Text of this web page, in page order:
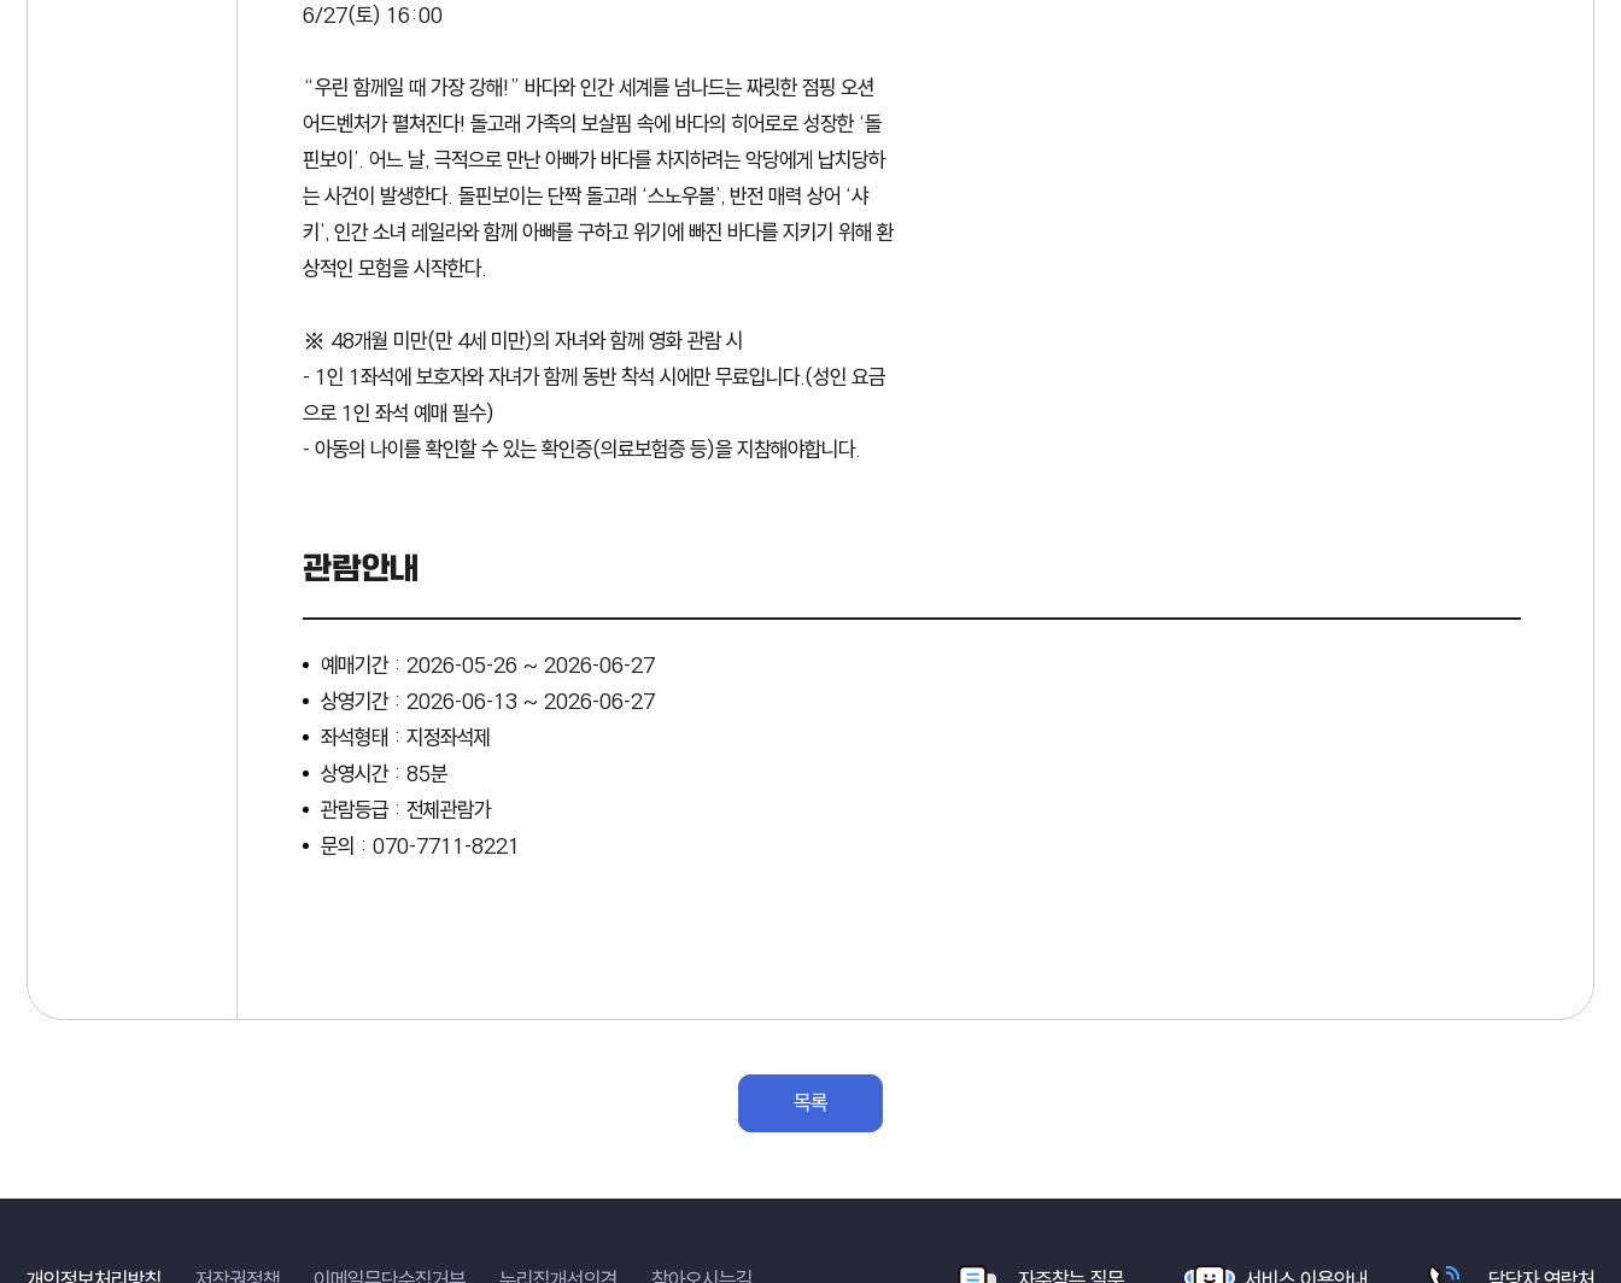
6/27(토) 16:00
“우린 함께일 때 가장 강해!” 바다와 인간 세계를 넘나드는 짜릿한 점핑 오션
어드벤처가 펼쳐진다! 돌고래 가족의 보살핌 속에 바다의 히어로로 성장한 ‘돌
핀보이’. 어느 날, 극적으로 만난 아빠가 바다를 차지하려는 악당에게 납치당하
는 사건이 발생한다. 돌핀보이는 단짝 돌고래 ‘스노우볼’, 반전 매력 상어 ‘샤
키’, 인간 소녀 레일라와 함께 아빠를 구하고 위기에 빠진 바다를 지키기 위해 환
상적인 모험을 시작한다.
※ 48개월 미만(만 4세 미만)의 자녀와 함께 영화 관람 시
- 1인 1좌석에 보호자와 자녀가 함께 동반 착석 시에만 무료입니다.(성인 요금
으로 1인 좌석 예매 필수)
- 아동의 나이를 확인할 수 있는 확인증(의료보험증 등)을 지참해야합니다.
관람안내
예매기간 : 2026-05-26 ~ 2026-06-27
상영기간 : 2026-06-13 ~ 2026-06-27
좌석형태 : 지정좌석제
상영시간 : 85분
관람등급 : 전체관람가
문의 : 070-7711-8221
목록